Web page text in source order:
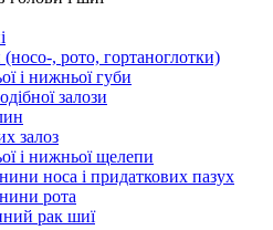
(носо-, рото, гортаноглотки)
і нижньої губи
залози
залоз
і нижньої щелепи
носа і придаткових пазух
рота
рак шиї